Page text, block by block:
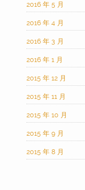
2016 年 5 月
2016 年 4 月
2016 年 3 月
2016 年 1 月
2015 年 12 月
2015 年 11 月
2015 年 10 月
2015 年 9 月
2015 年 8 月